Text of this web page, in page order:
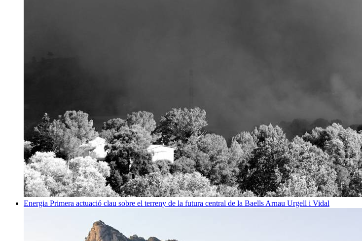
Energia Primera actuació clau sobre el terreny de la futura central de la Baells Arnau Urgell i Vidal